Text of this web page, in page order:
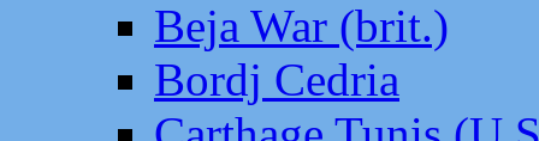
Beja War (brit.)
Bordj Cedria